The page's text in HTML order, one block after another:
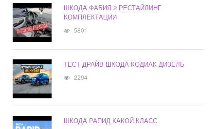
ШКОДА ФАБИЯ 2 РЕСТАЙЛИНГ
КОМПЛЕКТАЦИИ
5801
ТЕСТ ДРАЙВ ШКОДА КОДИАК ДИЗЕЛЬ
2294
ШКОДА РАПИД КАКОЙ КЛАСС